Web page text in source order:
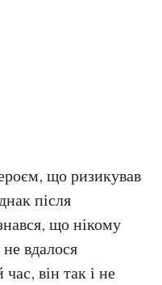
що ризикував
після
що нікому
вдалося
він так і не